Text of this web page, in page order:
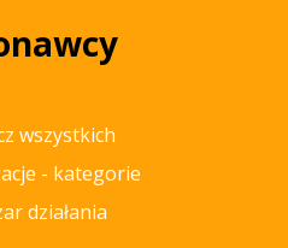
wszystkich
- kategorie
działania